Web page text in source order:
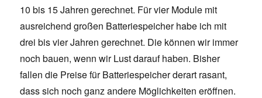
10 bis 15 Jahren gerechnet. Für vier Module mit
ausreichend großen Batteriespeicher habe ich mit
drei bis vier Jahren gerechnet. Die können wir immer
noch bauen, wenn wir Lust darauf haben. Bisher
fallen die Preise für Batteriespeicher derart rasant,
dass sich noch ganz andere Möglichkeiten eröffnen.